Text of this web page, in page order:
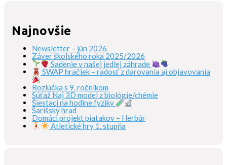
Najnovšie
Newsletter – jún 2026
Záver školského roka 2025/2026
Sadenie v našej jedlej záhrade
SWAP hračiek – radosť z darovania aj objavovania
Rozlúčka s 9. ročníkom
Súťaž Naj 3D model z biológie/chémie
Šiestaci na hodine fyziky
Šarišský hrad
Domáci projekt piatakov – Herbár
Atletické hry 1. stupňa